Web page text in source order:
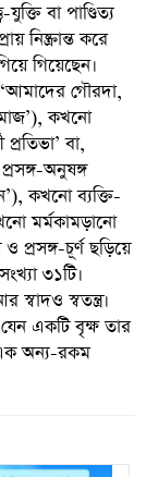
বা পাণ্ডিত্য
করে
গিয়েছেন।
গৌরদা,
কখনো
বা,
অনুষঙ্গ
কখনো ব্যক্তি-
মর্মকামড়ানো
প্রসঙ্গ-চূর্ণ ছড়িয়ে
৩১টি।
স্বতন্ত্র।
একটি বৃক্ষ তার
এক অন্য-রকম